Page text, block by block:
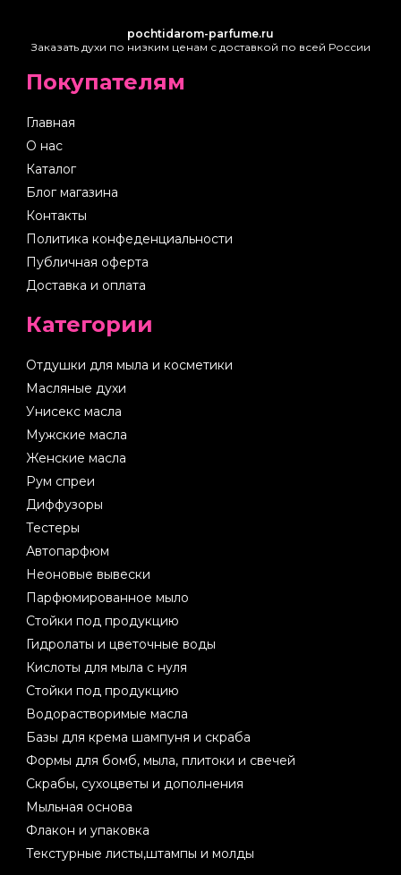
pochtidarom-parfume.ru
Заказать духи по низким ценам с доставкой по всей России
Покупателям
Главная
О нас
Каталог
Блог магазина
Контакты
Политика конфеденциальности
Публичная оферта
Доставка и оплата
Категории
Отдушки для мыла и косметики
Масляные духи
Унисекс масла
Мужские масла
Женские масла
Рум спреи
Диффузоры
Тестеры
Автопарфюм
Неоновые вывески
Парфюмированное мыло
Стойки под продукцию
Гидролаты и цветочные воды
Кислоты для мыла с нуля
Стойки под продукцию
Водорастворимые масла
Базы для крема шампуня и скраба
Формы для бомб, мыла, плитоки и свечей
Скрабы, сухоцветы и дополнения
Мыльная основа
Флакон и упаковка
Текстурные листы,штампы и молды